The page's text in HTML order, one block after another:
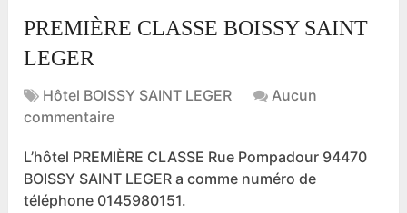
PREMIÈRE CLASSE BOISSY SAINT
LEGER
Hôtel BOISSY SAINT LEGER
Aucun
commentaire
L’hôtel PREMIÈRE CLASSE Rue Pompadour 94470
BOISSY SAINT LEGER a comme numéro de
téléphone 0145980151.